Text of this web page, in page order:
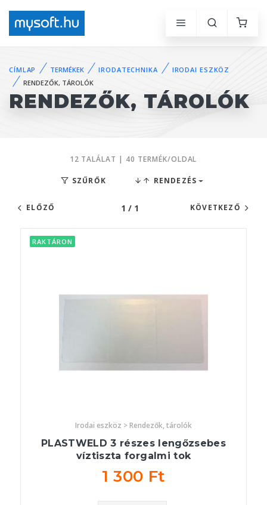
CÍMLAP TERMÉKEK IRODATECHNIKA
IRODAI ESZKÖZ
RENDEZŐK, TÁROLÓK
RENDEZŐK, TÁROLÓK
12 TALÁLAT | 40 TERMÉK/OLDAL
SZŰRŐK RENDEZÉS
ELŐZŐ 1 / 1 KÖVETKEZŐ
RAKTÁRON
Irodai eszköz > Rendezők, tárolók
PLASTWELD 3 részes lengőzsebes
víztiszta forgalmi tok
1 300 Ft